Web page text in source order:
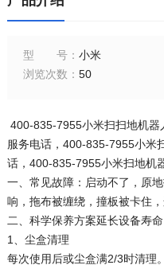
型号 ： 小米
浏览次数 ： 50
400-835-7955小米扫扫地机
服务电话，400-835-7955小米
话，400-835-7955小米扫地机
一、常见故障：启动不了，原
响，拖布被缠绕，撞板被卡住
二、科学保养方案延长设备寿命
1、尘盒清理
每次使用后或尘盒满2/3时清理